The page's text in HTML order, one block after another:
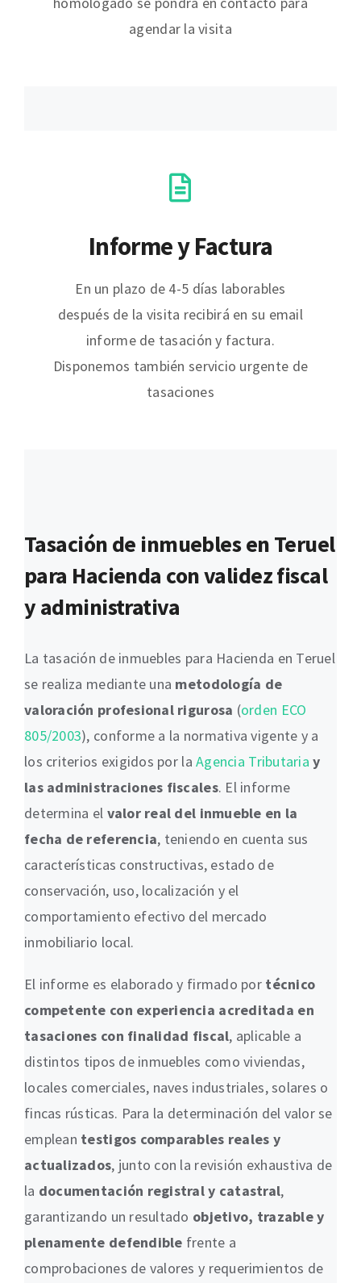
agendar la visita
Informe y Factura
En un plazo de 4-5 días laborables
después de la visita recibirá en su email
informe de tasación y factura.
Disponemos también servicio urgente de
tasaciones
Tasación de inmuebles en Teruel
para Hacienda con validez fiscal
y administrativa
La tasación de inmuebles para Hacienda en Teruel
se realiza mediante una metodología de
valoración profesional rigurosa (orden ECO
805/2003), conforme a la normativa vigente y a
los criterios exigidos por laAgencia Tributaria y
las administraciones fiscales. El informe
determina el valor real del inmueble en la
fecha de referencia, teniendo en cuenta sus
características constructivas, estado de
conservación, uso, localización y el
comportamiento efectivo del mercado
inmobiliario local.
El informe es elaborado y firmado por técnico
competente con experiencia acreditada en
tasaciones con finalidad fiscal, aplicable a
distintos tipos de inmuebles como viviendas,
locales comerciales, naves industriales, solares o
fincas rústicas. Para la determinación del valor se
emplean testigos comparables reales y
actualizados, junto con la revisión exhaustiva de
la documentación registral y catastral,
garantizando un resultado objetivo, trazable y
plenamente defendible frente a
comprobaciones de valores y requerimientos de